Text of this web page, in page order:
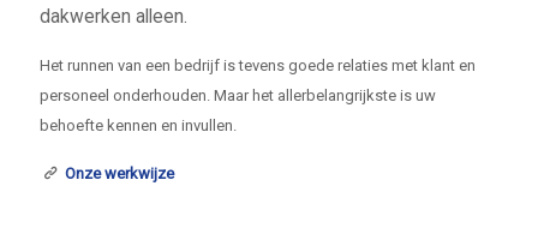
dakwerken alleen.
Het runnen van een bedrijf is tevens goede relaties met klant en
personeel onderhouden. Maar het allerbelangrijkste is uw
behoefte kennen en invullen.
Onze werkwijze